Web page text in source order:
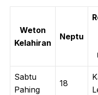
Weton
Kelahiran
Neptu
Sabtu
Pahing
18